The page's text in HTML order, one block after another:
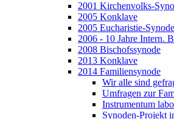
2001 Kirchenvolks-
2005 Konklave
2005 Eucharistie-Synode
2006 - 10 Jahre Intern.
2008 Bischofssynode
2013 Konklave
2014 Familiensynode
Wir alle sind
Umfragen zur
Instrumentum
Synoden-Projekt